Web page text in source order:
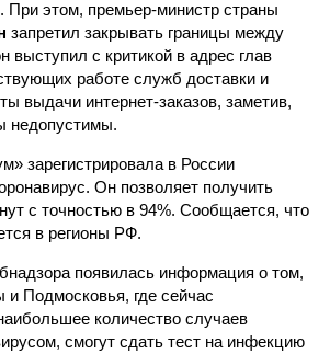
При этом, премьер-министр страны
запретил закрывать границы между
выступил с критикой в адрес глав
работе служб доставки и
выдачи интернет-заказов, заметив,
недопустимы.
зарегистрировала в России
Он позволяет получить
с точностью в 94%. Сообщается, что
в регионы РФ.
появилась информация о том,
Подмосковья, где сейчас
количество случаев
смогут сдать тест на инфекцию